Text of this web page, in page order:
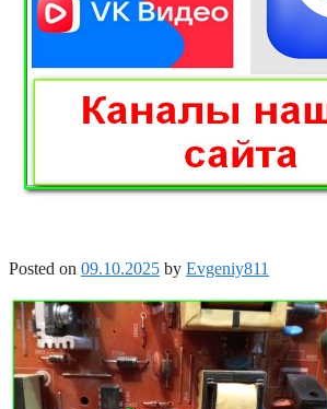
Posted on 09.10.2025 by Evgeniy811